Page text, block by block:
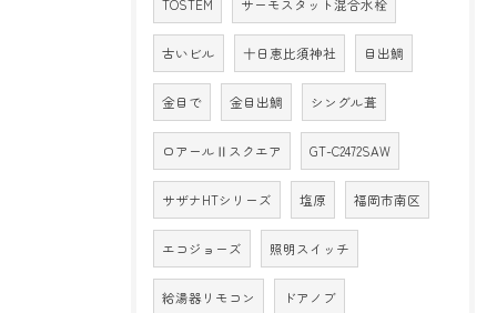
TOSTEM サーモスタット混合水栓
古いビル 十日恵比須神社 目出鯛
金目で 金目出鯛 シングル葺
ロアールⅡスクエア GT-C2472SAW
サザナHTシリーズ 塩原 福岡市南区
エコジョーズ 照明スイッチ
給湯器リモコン ドアノブ